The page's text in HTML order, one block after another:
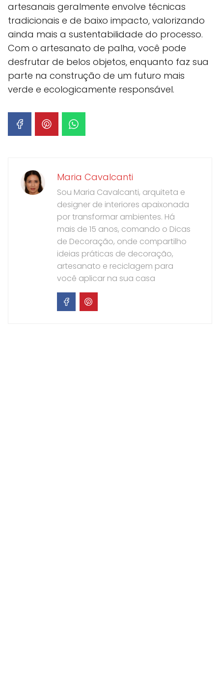
artesanais geralmente envolve técnicas
tradicionais e de baixo impacto, valorizando
ainda mais a sustentabilidade do processo.
Com o artesanato de palha, você pode
desfrutar de belos objetos, enquanto faz sua
parte na construção de um futuro mais
verde e ecologicamente responsável.
Maria Cavalcanti
Sou Maria Cavalcanti, arquiteta e
designer de interiores apaixonada
por transformar ambientes. Há
mais de 15 anos, comando o Dicas
de Decoração, onde compartilho
ideias práticas de decoração,
artesanato e reciclagem para
você aplicar na sua casa